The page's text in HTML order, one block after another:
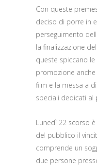
Con queste
deciso di porre in
perseguimento
la finalizzazione
queste spiccano
promozione
film e la messa a
speciali dedicati al
Lunedì 22 scorso
del pubblico il
comprende un
due persone